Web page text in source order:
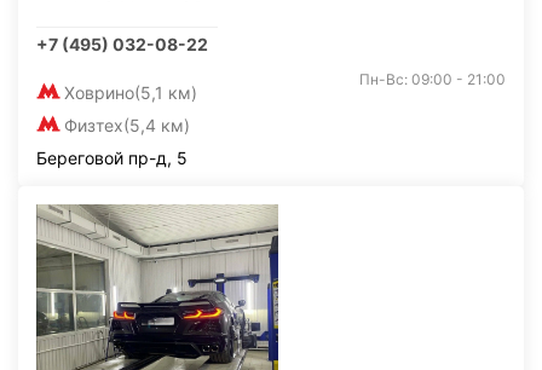
+7 (495) 032-08-22
Ховрино(5,1 км)
Физтех(5,4 км)
Пн-Вс: 09:00 - 21:00
Береговой пр-д, 5